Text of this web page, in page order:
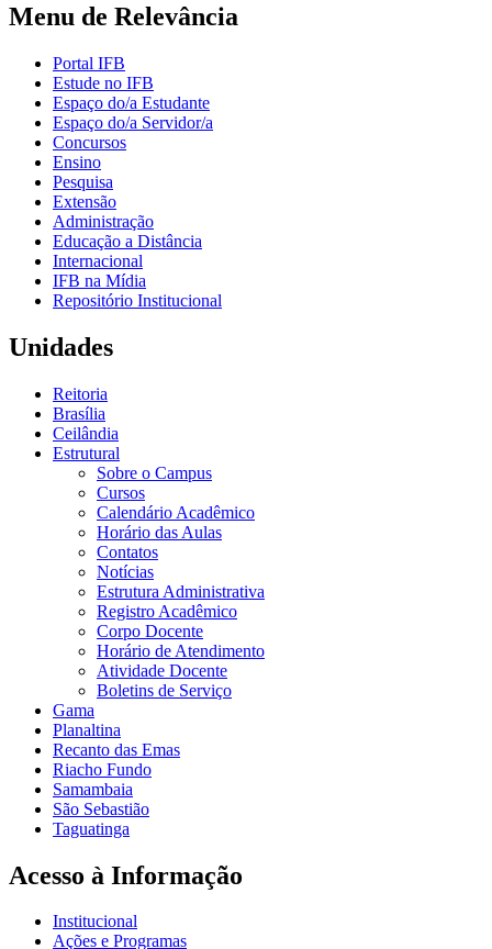
Menu de Relevância
Portal IFB
Estude no IFB
Espaço do/a Estudante
Espaço do/a Servidor/a
Concursos
Ensino
Pesquisa
Extensão
Administração
Educação a Distância
Internacional
IFB na Mídia
Repositório Institucional
Unidades
Reitoria
Brasília
Ceilândia
Estrutural
Sobre o Campus
Cursos
Calendário Acadêmico
Horário das Aulas
Contatos
Notícias
Estrutura Administrativa
Registro Acadêmico
Corpo Docente
Horário de Atendimento
Atividade Docente
Boletins de Serviço
Gama
Planaltina
Recanto das Emas
Riacho Fundo
Samambaia
São Sebastião
Taguatinga
Acesso à Informação
Institucional
Ações e Programas